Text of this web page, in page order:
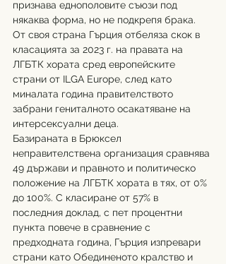
признава еднополовите съюзи под
някаква форма, но не подкрепя брака.
От своя страна Гърция отбеляза скок в
класацията за 2023 г. на правата на
ЛГБТК хората сред европейските
страни от ILGA Europe, след като
миналата година правителството
забрани гениталното осакатяване на
интерсексуални деца.
Базираната в Брюксел
неправителствена организация сравнява
49 държави и правното и политическо
положение на ЛГБТК хората в тях, от 0%
до 100%. С класиране от 57% в
последния доклад, с пет процентни
пункта повече в сравнение с
предходната година, Гърция изпревари
страни като Обединеното кралство и